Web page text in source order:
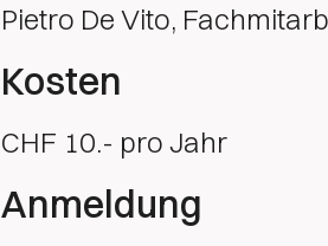
Pietro De Vito,
Kosten
CHF 10.- pro Jahr
Anmeldung